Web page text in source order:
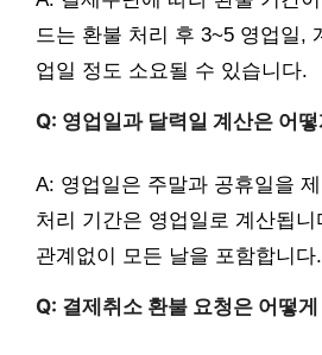
드는 환불 처리 후 3~5 영업일,
업일 정도 소요될 수 있습니다.
Q: 영업일과 달력일 계산은 어
A: 영업일은 주말과 공휴일을
처리 기간은 영업일로 계산됩
관계없이 모든 날을 포함합니다.
Q: 결제취소 환불 요청은 어떻